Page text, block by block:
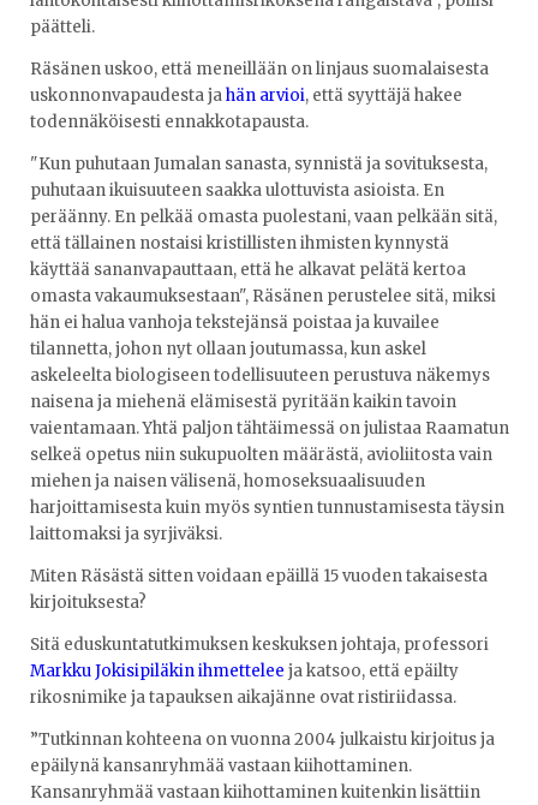
päätteli.
Räsänen uskoo, että meneillään on linjaus suomalaisesta
uskonnonvapaudesta jahän arvioi, että syyttäjä hakee
todennäköisesti ennakkotapausta.
"Kun puhutaan Jumalan sanasta, synnistä ja sovituksesta,
puhutaan ikuisuuteen saakka ulottuvista asioista. En
peräänny. En pelkää omasta puolestani, vaan pelkään sitä,
että tällainen nostaisi kristillisten ihmisten kynnystä
käyttää sananvapauttaan, että he alkavat pelätä kertoa
omasta vakaumuksestaan", Räsänen perustelee sitä, miksi
hän ei halua vanhoja tekstejänsä poistaa ja kuvailee
tilannetta, johon nyt ollaan joutumassa, kun askel
askeleelta biologiseen todellisuuteen perustuva näkemys
naisena ja miehenä elämisestä pyritään kaikin tavoin
vaientamaan. Yhtä paljon tähtäimessä on julistaa Raamatun
selkeä opetus niin sukupuolten määrästä, avioliitosta vain
miehen ja naisen välisenä, homoseksuaalisuuden
harjoittamisesta kuin myös syntien tunnustamisesta täysin
laittomaksi ja syrjiväksi.
Miten Räsästä sitten voidaan epäillä 15 vuoden takaisesta
kirjoituksesta?
Sitä eduskuntatutkimuksen keskuksen johtaja, professori
Markku Jokisipiläkin ihmettelee ja katsoo, että epäilty
rikosnimike ja tapauksen aikajänne ovat ristiriidassa.
”Tutkinnan kohteena on vuonna 2004 julkaistu kirjoitus ja
epäilynä kansanryhmää vastaan kiihottaminen.
Kansanryhmää vastaan kiihottaminen kuitenkin lisättiin